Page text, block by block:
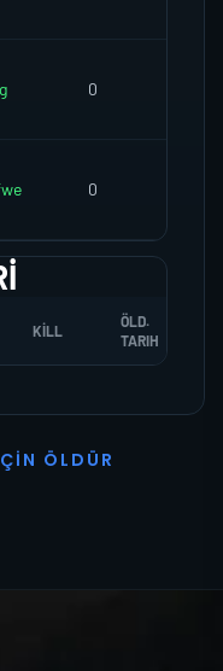
0
0
KILL
ÖLD.
TARIH
ÇI N Ö L D Ü R